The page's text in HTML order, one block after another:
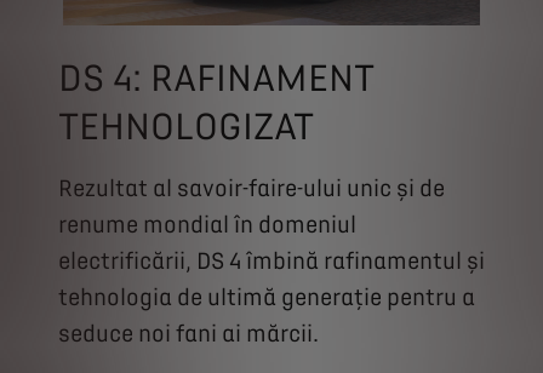
DS 4: RAFINAMENT
TEHNOLOGIZAT
Rezultat al savoir-faire-ului unic și de
renume mondial în domeniul
electrificării, DS 4 îmbină rafinamentul și
tehnologia de ultimă generație pentru a
seduce noi fani ai mărcii.